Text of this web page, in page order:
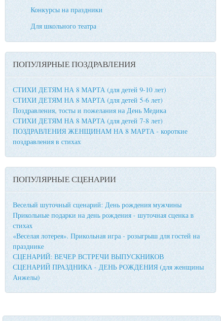
Конкурсы на праздники
Для школьного театра
ПОПУЛЯРНЫЕ ПОЗДРАВЛЕНИЯ
СТИХИ ДЕТЯМ НА 8 МАРТА (для детей 9-10 лет)
СТИХИ ДЕТЯМ НА 8 МАРТА (для детей 5-6 лет)
Поздравления, тосты и пожелания на День Медика
СТИХИ ДЕТЯМ НА 8 МАРТА (для детей 7-8 лет)
ПОЗДРАВЛЕНИЯ ЖЕНЩИНАМ НА 8 МАРТА - короткие
поздравления в стихах
ПОПУЛЯРНЫЕ СЦЕНАРИИ
Веселый шуточный сценарий: День рождения мужчины
Прикольные подарки на день рождения - шуточная сценка в
стихах
«Веселая лотерея». Прикольная игра - розыгрыш для гостей на
празднике
СЦЕНАРИЙ: ВЕЧЕР ВСТРЕЧИ ВЫПУСКНИКОВ
СЦЕНАРИЙ ПРАЗДНИКА - ДЕНЬ РОЖДЕНИЯ (для женщины
Анжелы)